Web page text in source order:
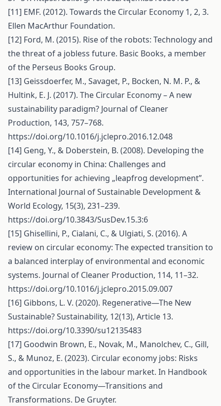
[11] EMF. (2012). Towards the Circular Economy 1, 2, 3.
Ellen MacArthur Foundation.
[12] Ford, M. (2015). Rise of the robots: Technology and
the threat of a jobless future. Basic Books, a member
of the Perseus Books Group.
[13] Geissdoerfer, M., Savaget, P., Bocken, N. M. P., &
Hultink, E. J. (2017). The Circular Economy – A new
sustainability paradigm? Journal of Cleaner
Production, 143, 757–768.
https://doi.org/10.1016/j.jclepro.2016.12.048
[14] Geng, Y., & Doberstein, B. (2008). Developing the
circular economy in China: Challenges and
opportunities for achieving „leapfrog development”.
International Journal of Sustainable Development &
World Ecology, 15(3), 231–239.
https://doi.org/10.3843/SusDev.15.3:6
[15] Ghisellini, P., Cialani, C., & Ulgiati, S. (2016). A
review on circular economy: The expected transition to
a balanced interplay of environmental and economic
systems. Journal of Cleaner Production, 114, 11–32.
https://doi.org/10.1016/j.jclepro.2015.09.007
[16] Gibbons, L. V. (2020). Regenerative—The New
Sustainable? Sustainability, 12(13), Article 13.
https://doi.org/10.3390/su12135483
[17] Goodwin Brown, E., Novak, M., Manolchev, C., Gill,
S., & Munoz, E. (2023). Circular economy jobs: Risks
and opportunities in the labour market. In Handbook
of the Circular Economy—Transitions and
Transformations. De Gruyter.